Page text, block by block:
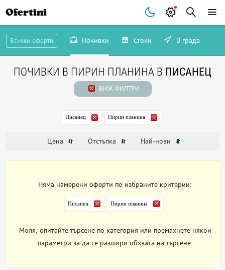
Ofertini
Всички оферти Почивки Стоки В града
ПОЧИВКИ В ПИРИН ПЛАНИНА В ПИСАНЕЦ
ВИЖ ФИЛТРИ
Писанец Пирин планина
Цена Отстъпка Най-нови
Няма намерени оферти по избраните критерии:
Писанец Пирин планина
Моля, опитайте търсене по категория или премахнете някои
параметри за да се разшири обхвата на търсене.